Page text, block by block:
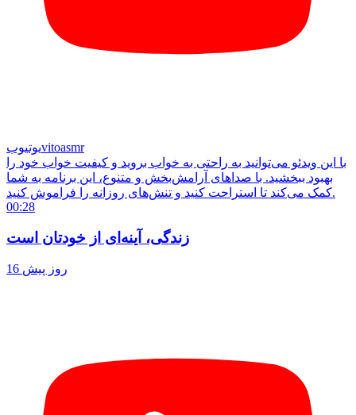
یوتیوبvitoasmr
با این ویدئو می‌توانید به راحتی به خواب بروید و کیفیت خواب خود را
بهبود ببخشید. با صداهای آرامش‌بخش و متنوع، این برنامه به شما
کمک می‌کند تا استراحت کنید و تنش‌های روزانه را فراموش کنید.
00:28
زندگی، آینه‌ای از خودتان است
16 روز پیش